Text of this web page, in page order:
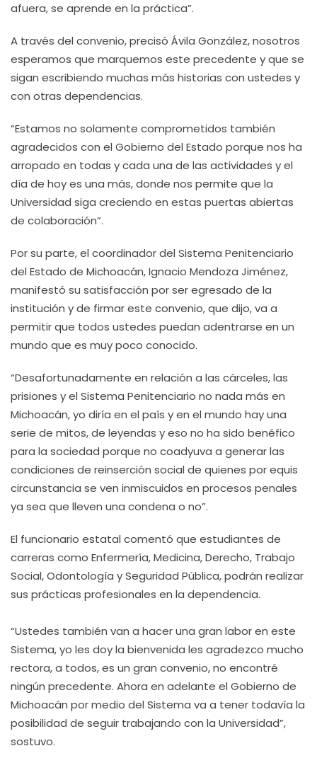
afuera, se aprende en la práctica”.
A través del convenio, precisó Ávila González, nosotros
esperamos que marquemos este precedente y que se
sigan escribiendo muchas más historias con ustedes y
con otras dependencias.
“Estamos no solamente comprometidos también
agradecidos con el Gobierno del Estado porque nos ha
arropado en todas y cada una de las actividades y el
día de hoy es una más, donde nos permite que la
Universidad siga creciendo en estas puertas abiertas
de colaboración”.
Por su parte, el coordinador del Sistema Penitenciario
del Estado de Michoacán, Ignacio Mendoza Jiménez,
manifestó su satisfacción por ser egresado de la
institución y de firmar este convenio, que dijo, va a
permitir que todos ustedes puedan adentrarse en un
mundo que es muy poco conocido.
“Desafortunadamente en relación a las cárceles, las
prisiones y el Sistema Penitenciario no nada más en
Michoacán, yo diría en el país y en el mundo hay una
serie de mitos, de leyendas y eso no ha sido benéfico
para la sociedad porque no coadyuva a generar las
condiciones de reinserción social de quienes por equis
circunstancia se ven inmiscuidos en procesos penales
ya sea que lleven una condena o no”.
El funcionario estatal comentó que estudiantes de
carreras como Enfermería, Medicina, Derecho, Trabajo
Social, Odontología y Seguridad Pública, podrán realizar
sus prácticas profesionales en la dependencia.
“Ustedes también van a hacer una gran labor en este
Sistema, yo les doy la bienvenida les agradezco mucho
rectora, a todos, es un gran convenio, no encontré
ningún precedente. Ahora en adelante el Gobierno de
Michoacán por medio del Sistema va a tener todavía la
posibilidad de seguir trabajando con la Universidad”,
sostuvo.